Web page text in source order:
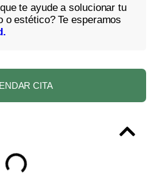
te ayude a solucionar tu
o estético? Te esperamos
CITA